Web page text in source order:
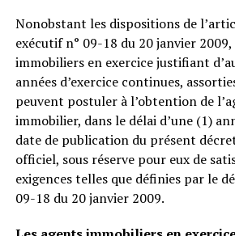
Nonobstant les dispositions de
exécutif n° 09-18 du 20 janvier
immobiliers en exercice justifiant
années d’exercice continues,
peuvent postuler à l’obtention de
immobilier, dans le délai d’une (1)
date de publication du présent
officiel, sous réserve pour eux de
exigences telles que définies par le
09-18 du 20 janvier 2009.